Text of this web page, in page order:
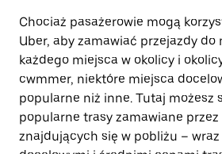
Chociaż pasażerowie mogą
Uber, aby zamawiać przejazdy do
każdego miejsca w okolicy i
cwmmer, niektóre miejsca
popularne niż inne. Tutaj możesz
popularne trasy zamawiane przez
znajdujących się w pobliżu –